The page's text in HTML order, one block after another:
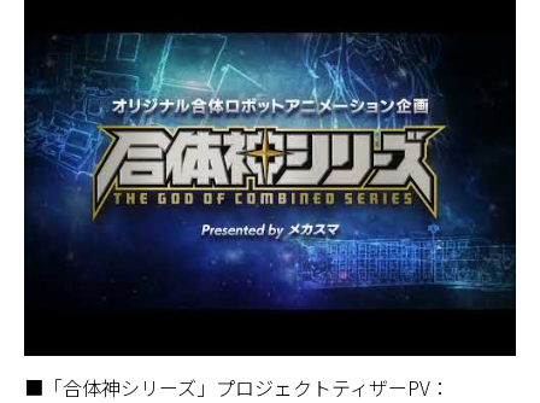
■「合体神シリーズ」プロジェクトティザーPV：